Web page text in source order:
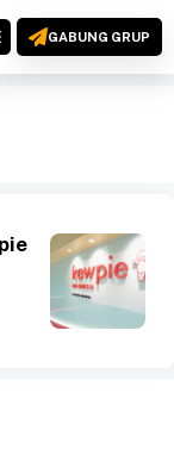
MENUGABUNG GRUP